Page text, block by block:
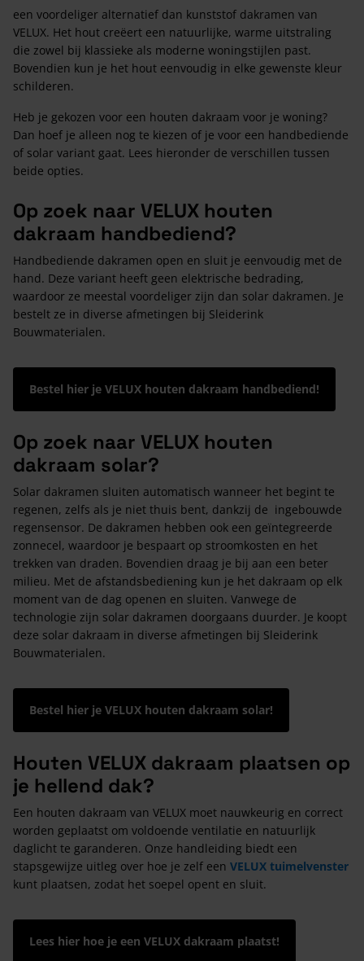
een voordeliger alternatief dan kunststof dakramen van
VELUX. Het hout creëert een natuurlijke, warme uitstraling
die zowel bij klassieke als moderne woningstijlen past.
Bovendien kun je het hout eenvoudig in elke gewenste kleur
schilderen.
Heb je gekozen voor een houten dakraam voor je woning?
Dan hoef je alleen nog te kiezen of je voor een handbediende
of solar variant gaat. Lees hieronder de verschillen tussen
beide opties.
Op zoek naar VELUX houten
dakraam handbediend?
Handbediende dakramen open en sluit je eenvoudig met de
hand. Deze variant heeft geen elektrische bedrading,
waardoor ze meestal voordeliger zijn dan solar dakramen. Je
bestelt ze in diverse afmetingen bij Sleiderink
Bouwmaterialen.
Bestel hier je VELUX houten dakraam handbediend!
Op zoek naar VELUX houten
dakraam solar?
Solar dakramen sluiten automatisch wanneer het begint te
regenen, zelfs als je niet thuis bent, dankzij de ingebouwde
regensensor. De dakramen hebben ook een geïntegreerde
zonnecel, waardoor je bespaart op stroomkosten en het
trekken van draden. Bovendien draag je bij aan een beter
milieu. Met de afstandsbediening kun je het dakraam op elk
moment van de dag openen en sluiten. Vanwege de
technologie zijn solar dakramen doorgaans duurder. Je koopt
deze solar dakraam in diverse afmetingen bij Sleiderink
Bouwmaterialen.
Bestel hier je VELUX houten dakraam solar!
Houten VELUX dakraam plaatsen op
je hellend dak?
Een houten dakraam van VELUX moet nauwkeurig en correct
worden geplaatst om voldoende ventilatie en natuurlijk
daglicht te garanderen. Onze handleiding biedt een
stapsgewijze uitleg over hoe je zelf een VELUX tuimelvenster
kunt plaatsen, zodat het soepel opent en sluit.
Lees hier hoe je een VELUX dakraam plaatst!